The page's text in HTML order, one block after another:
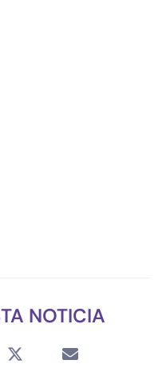
NOTICIA